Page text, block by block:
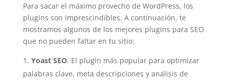
Para sacar el máximo provecho de WordPress, los
plugins son imprescindibles. A continuación, te
mostramos algunos de los mejores plugins para SEO
que no pueden faltar en tu sitio:
Yoast SEO: El plugin más popular para optimizar
palabras clave, meta descripciones y análisis de